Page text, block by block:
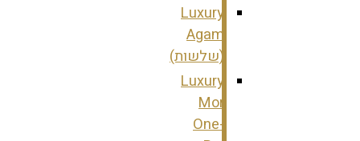
Luxury
Agam
(שלשות)
Luxury
Mor
One-